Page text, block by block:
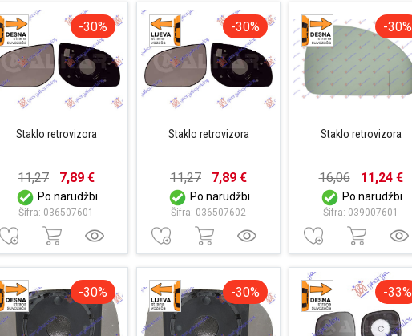
-30%
Staklo retrovizora
11,27 7,89 €
Po narudžbi
Šifra: 036507601
-30%
Staklo retrovizora
11,27 7,89 €
Po narudžbi
Šifra: 036507602
-30%
Staklo retrovizora
16,06 11,24 €
Po narudžbi
Šifra: 039007601
-30% -30% -33%